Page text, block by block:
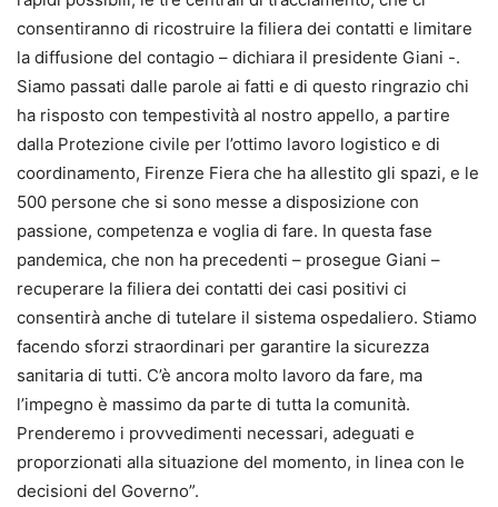
consentiranno di ricostruire la filiera dei contatti e limitare
la diffusione del contagio – dichiara il presidente Giani -.
Siamo passati dalle parole ai fatti e di questo ringrazio chi
ha risposto con tempestività al nostro appello, a partire
dalla Protezione civile per l’ottimo lavoro logistico e di
coordinamento, Firenze Fiera che ha allestito gli spazi, e le
500 persone che si sono messe a disposizione con
passione, competenza e voglia di fare. In questa fase
pandemica, che non ha precedenti – prosegue Giani –
recuperare la filiera dei contatti dei casi positivi ci
consentirà anche di tutelare il sistema ospedaliero. Stiamo
facendo sforzi straordinari per garantire la sicurezza
sanitaria di tutti. C’è ancora molto lavoro da fare, ma
l’impegno è massimo da parte di tutta la comunità.
Prenderemo i provvedimenti necessari, adeguati e
proporzionati alla situazione del momento, in linea con le
decisioni del Governo”.